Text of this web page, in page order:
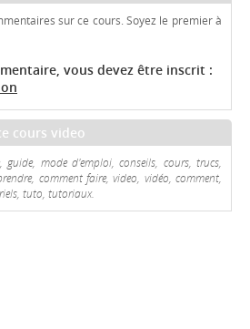
sur ce cours. Soyez le premier à
vous devez être inscrit :
cours video
guide, mode d'emploi, conseils, cours, trucs,
comment faire, video, vidéo, comment,
tuto, tutoriaux.